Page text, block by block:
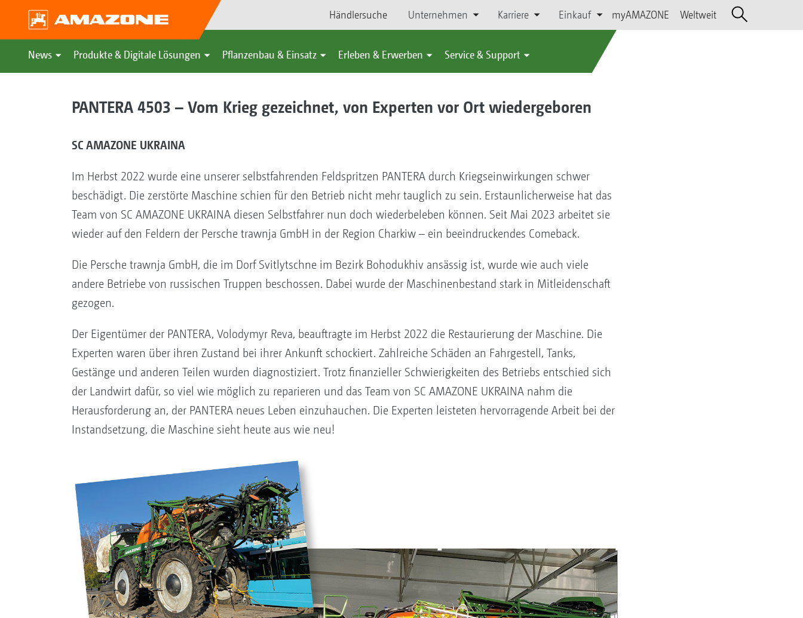
Händlersuche Unternehmen Karriere Einkauf myAMAZONE Weltweit
News Produkte & Digitale Lösungen Pflanzenbau & Einsatz Erleben & Erwerben Service & Support
PANTERA 4503 – Vom Krieg gezeichnet, von Experten vor Ort wiedergeboren
SC AMAZONE UKRAINA
Im Herbst 2022 wurde eine unserer selbstfahrenden Feldspritzen PANTERA durch Kriegseinwirkungen schwer
beschädigt. Die zerstörte Maschine schien für den Betrieb nicht mehr tauglich zu sein. Erstaunlicherweise hat das
Team von SC AMAZONE UKRAINA diesen Selbstfahrer nun doch wiederbeleben können. Seit Mai 2023 arbeitet sie
wieder auf den Feldern der Persche trawnja GmbH in der Region Charkiw – ein beeindruckendes Comeback.
Die Persche trawnja GmbH, die im Dorf Svitlytschne im Bezirk Bohodukhiv ansässig ist, wurde wie auch viele
andere Betriebe von russischen Truppen beschossen. Dabei wurde der Maschinenbestand stark in Mitleidenschaft
gezogen.
Der Eigentümer der PANTERA, Volodymyr Reva, beauftragte im Herbst 2022 die Restaurierung der Maschine. Die
Experten waren über ihren Zustand bei ihrer Ankunft schockiert. Zahlreiche Schäden an Fahrgestell, Tanks,
Gestänge und anderen Teilen wurden diagnostiziert. Trotz finanzieller Schwierigkeiten des Betriebs entschied sich
der Landwirt dafür, so viel wie möglich zu reparieren und das Team von SC AMAZONE UKRAINA nahm die
Herausforderung an, der PANTERA neues Leben einzuhauchen. Die Experten leisteten hervorragende Arbeit bei der
Instandsetzung, die Maschine sieht heute aus wie neu!